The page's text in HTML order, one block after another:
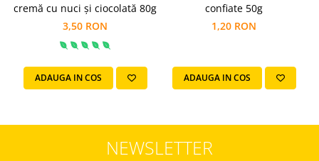
cremă cu nuci și ciocolată 80g
3,50 RON
ADAUGA IN COS
confiate 50g
1,20 RON
ADAUGA IN COS
NEWSLETTER